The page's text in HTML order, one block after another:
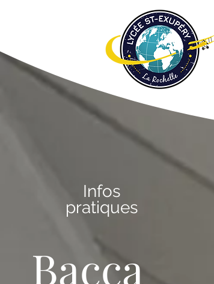
Infos
pratiques
Bacca